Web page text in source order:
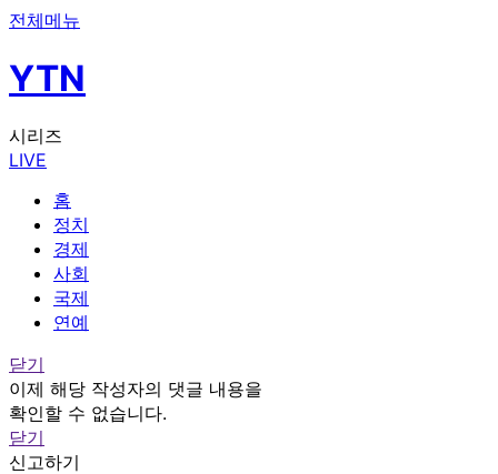
전체메뉴
YTN
시리즈
LIVE
홈
정치
경제
사회
국제
연예
닫기
이제 해당 작성자의 댓글 내용을
확인할 수 없습니다.
닫기
신고하기